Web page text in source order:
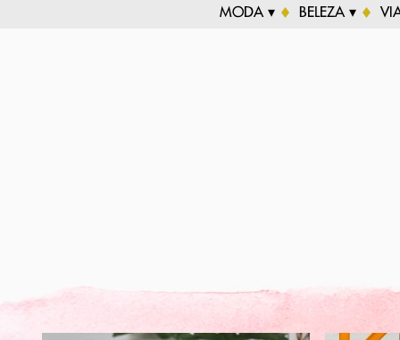
MODA ▾ BELEZA ▾